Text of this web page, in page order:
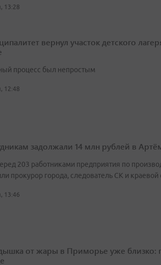
13:28
вернул участок детского
процесс был непростым
12:48
задолжали 14 млн рублей в
203 работниками предприятия по
прокурор города, следователь СК и
13:46
от жары в Приморье уже близко: